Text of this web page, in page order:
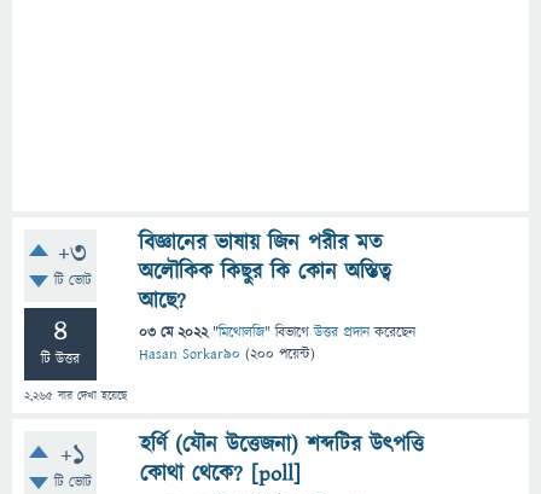
+3
টি ভোট
4
টি উত্তর
2,265 বার দেখা হয়েছে
বিজ্ঞানের ভাষায় জিন পরীর মত
অলৌকিক কিছুর কি কোন অস্তিত্ব
আছে?
03 মে 2022 "মিথোলজি" বিভাগে উত্তর প্রদান করেছেন
Hasan Sorkar90 (200 পয়েন্ট)
+1
টি ভোট
হর্ণি (যৌন উত্তেজনা) শব্দটির উৎপত্তি
কোথা থেকে? [poll]